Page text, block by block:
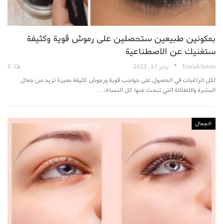
بمكونين طبيعين ستحصلين على رموش قوية وكثيفة
ستغنيك عن الاصطناعية
TouriaIcherem يناير 17, 2022
لكل الراغبات في الحصول على حواجب قوية ورموش كثيفة مميزة تزيد من جمال
البشرة والاطلالة التي تبحث عنها كل النساء،…
الجمال